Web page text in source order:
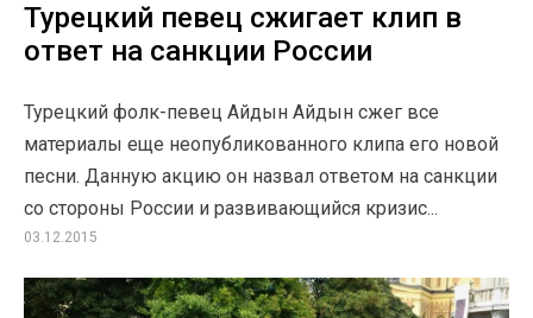
Турецкий певец сжигает клип в
ответ на санкции России
Турецкий фолк-певец Айдын Айдын сжег все
материалы еще неопубликованного клипа его новой
песни. Данную акцию он назвал ответом на санкции
со стороны России и развивающийся кризис...
03.12.2015